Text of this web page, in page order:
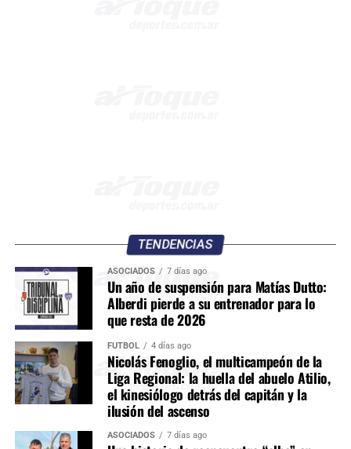
TENDENCIAS
ASOCIADOS 7 días ago
Un año de suspensión para Matías Dutto:
Alberdi pierde a su entrenador para lo
que resta de 2026
FÚTBOL 4 días ago
Nicolás Fenoglio, el multicampeón de la
Liga Regional: la huella del abuelo Atilio,
el kinesiólogo detrás del capitán y la
ilusión del ascenso
ASOCIADOS 7 días ago